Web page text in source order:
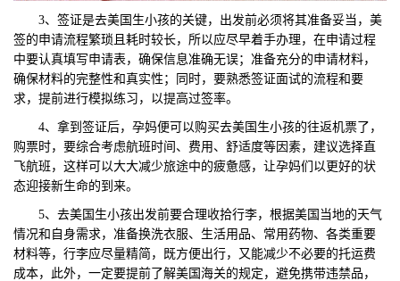
3、签证是去美国生小孩的关键，出发前必须将其准备妥当，美
签的申请流程繁琐且耗时较长，所以应尽早着手办理，在申请过程
中要认真填写申请表，确保信息准确无误；准备充分的申请材料，
确保材料的完整性和真实性；同时，要熟悉签证面试的流程和要
求，提前进行模拟练习，以提高过签率。
4、拿到签证后，孕妈便可以购买去美国生小孩的往返机票了，
购票时，要综合考虑航班时间、费用、舒适度等因素，建议选择直
飞航班，这样可以大大减少旅途中的疲惫感，让孕妈们以更好的状
态迎接新生命的到来。
5、去美国生小孩出发前要合理收拾行李，根据美国当地的天气
情况和自身需求，准备换洗衣服、生活用品、常用药物、各类重要
材料等，行李应尽量精简，既方便出行，又能减少不必要的托运费
成本，此外，一定要提前了解美国海关的规定，避免携带违禁品，